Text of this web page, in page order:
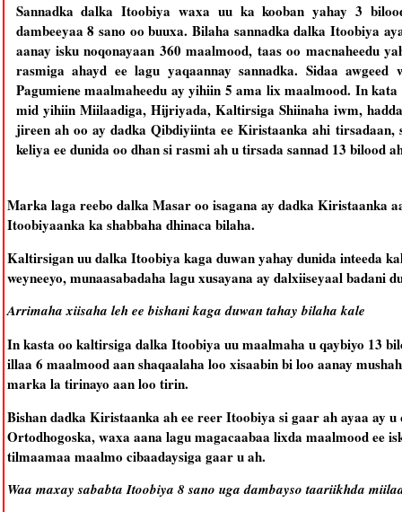
Sannadka dalka Itoobiya waxa uu ka kooban yahay 3
dambeeyaa 8 sano oo buuxa. Bilaha sannadka dalka Itoobiya
aanay isku noqonayaan 360 maalmood, taas oo macnaheedu
rasmiga ahayd ee lagu yaqaannay sannadka. Sidaa
Pagumiene maalmaheedu ay yihiin 5 ama lix maalmood. In
mid yihiin Miilaadiga, Hijriyada, Kaltirsiga Shiinaha iwm,
jireen ah oo ay dadka Qibdiyiinta ee Kiristaanka ahi
keliya ee dunida oo dhan si rasmi ah u tirsada sannad 13 bilood
Marka laga reebo dalka Masar oo isagana ay dadka Kiristaanka
Itoobiyaanka ka shabbaha dhinaca bilaha.
Kaltirsigan uu dalka Itoobiya kaga duwan yahay dunida inteeda
weyneeyo, munaasabadaha lagu xusayana ay dalxiiseyaal badani
Arrimaha xiisaha leh ee bishani kaga duwan tahay bilaha kale
In kasta oo kaltirsiga dalka Itoobiya uu maalmaha u qaybiyo 13
illaa 6 maalmood aan shaqaalaha loo xisaabin bi loo aanay
marka la tirinayo aan loo tirin.
Bishan dadka Kiristaanka ah ee reer Itoobiya si gaar ah ayaa ay
Ortodhogoska, waxa aana lagu magacaabaa lixda maalmood ee
tilmaamaa maalmo cibaadaysiga gaar u ah.
Waa maxay sababta Itoobiya 8 sano uga dambayso taariikhda